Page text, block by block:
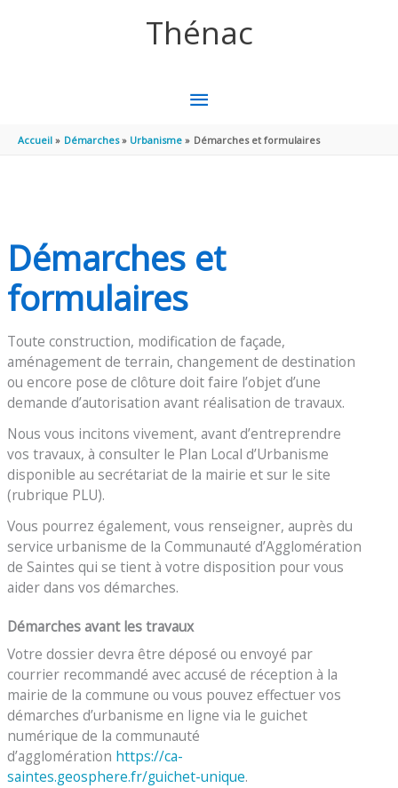
Thénac
MENU
PRINCIPAL
Accueil Démarches Urbanisme Démarches et formulaires
Démarches et
formulaires
Toute construction, modification de façade,
aménagement de terrain, changement de destination
ou encore pose de clôture doit faire l’objet d’une
demande d’autorisation avant réalisation de travaux.
Nous vous incitons vivement, avant d’entreprendre
vos travaux, à consulter le Plan Local d’Urbanisme
disponible au secrétariat de la mairie et sur le site
(rubrique PLU).
Vous pourrez également, vous renseigner, auprès du
service urbanisme de la Communauté d’Agglomération
de Saintes qui se tient à votre disposition pour vous
aider dans vos démarches.
Démarches avant les travaux
Votre dossier devra être déposé ou envoyé par
courrier recommandé avec accusé de réception à la
mairie de la commune ou vous pouvez effectuer vos
démarches d’urbanisme en ligne via le guichet
numérique de la communauté
d’agglomération https://ca-
saintes.geosphere.fr/guichet-unique.